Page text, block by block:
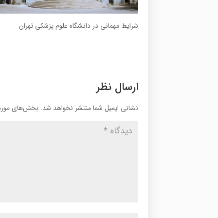
شرایط مهمانی در دانشگاه علوم پزشکی تهران
ارسال نظر
نشانی ایمیل شما منتشر نخواهد شد. بخش‌های